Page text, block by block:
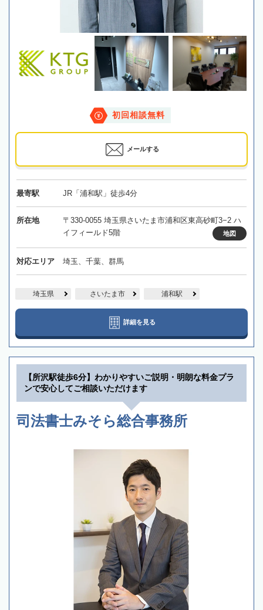
初回相談無料
メールする
最寄駅 JR「浦和駅」徒歩4分
所在地
〒330-0055 埼玉県さいたま市浦和区東高砂町3−2 ハ
イフィールド5階
地図
対応エリア 埼玉、千葉、群馬
埼玉県 さいたま市 浦和駅
詳細を見る
【所沢駅徒歩6分】わかりやすいご説明・明朗な料金プラ
ンで安心してご相談いただけます
司法書士みそら総合事務所